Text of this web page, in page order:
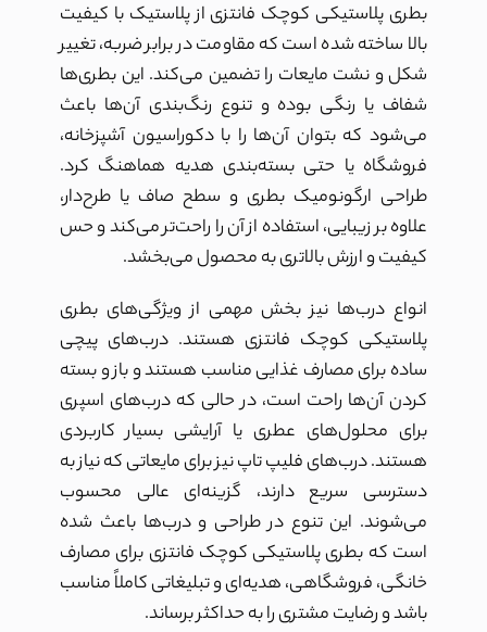
بطری پلاستیکی کوچک فانتزی از پلاستیک با کیفیت
بالا ساخته شده است که مقاومت در برابر ضربه، تغییر
شکل و نشت مایعات را تضمین می‌کند. این بطری‌ها
شفاف یا رنگی بوده و تنوع رنگ‌بندی آن‌ها باعث
می‌شود که بتوان آن‌ها را با دکوراسیون آشپزخانه،
فروشگاه یا حتی بسته‌بندی هدیه هماهنگ کرد.
طراحی ارگونومیک بطری و سطح صاف یا طرح‌دار،
علاوه بر زیبایی، استفاده از آن را راحت‌تر می‌کند و حس
کیفیت و ارزش بالاتری به محصول می‌بخشد.
انواع درب‌ها نیز بخش مهمی از ویژگی‌های بطری
پلاستیکی کوچک فانتزی هستند. درب‌های پیچی
ساده برای مصارف غذایی مناسب هستند و باز و بسته
کردن آن‌ها راحت است، در حالی که درب‌های اسپری
برای محلول‌های عطری یا آرایشی بسیار کاربردی
هستند. درب‌های فلیپ تاپ نیز برای مایعاتی که نیاز به
دسترسی سریع دارند، گزینه‌ای عالی محسوب
می‌شوند. این تنوع در طراحی و درب‌ها باعث شده
است که بطری پلاستیکی کوچک فانتزی برای مصارف
خانگی، فروشگاهی، هدیه‌ای و تبلیغاتی کاملاً مناسب
باشد و رضایت مشتری را به حداکثر برساند.